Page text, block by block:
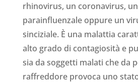
rhinovirus, un coronavirus,
parainfluenzale oppure un
sinciziale. È una malattia
alto grado di contagiosità e
sia da soggetti malati che da
raffreddore provoca uno